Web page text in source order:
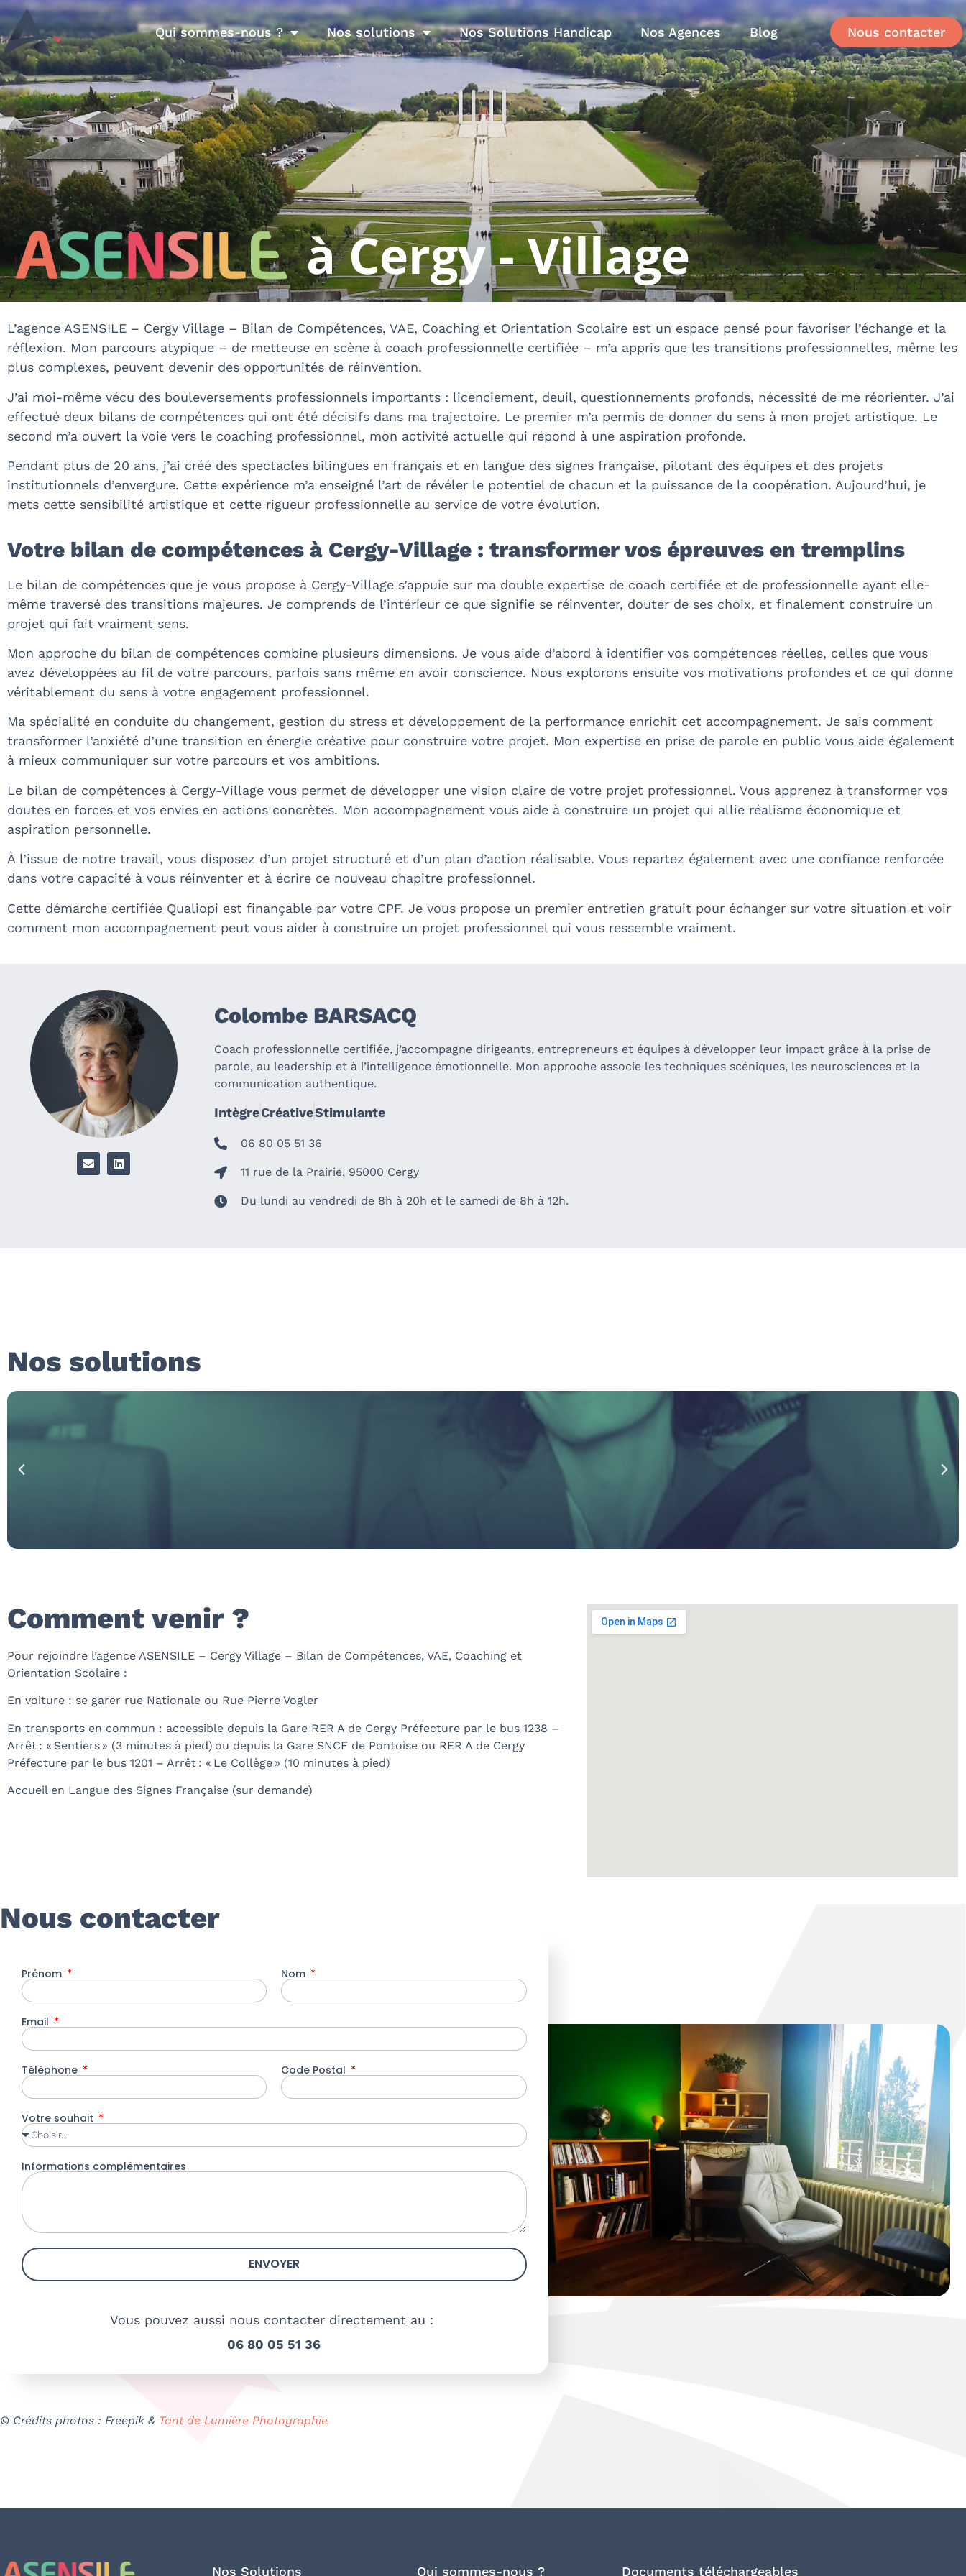
Qui sommes-nous ? Nos solutions Nos Solutions Handicap Nos Agences Blog Nous contacter
à Cergy - Village
L’agence ASENSILE – Cergy Village – Bilan de Compétences, VAE, Coaching et Orientation Scolaire est un espace pensé pour favoriser l’échange et la
réflexion. Mon parcours atypique – de metteuse en scène à coach professionnelle certifiée – m’a appris que les transitions professionnelles, même les
plus complexes, peuvent devenir des opportunités de réinvention.
J’ai moi-même vécu des bouleversements professionnels importants : licenciement, deuil, questionnements profonds, nécessité de me réorienter. J’ai
effectué deux bilans de compétences qui ont été décisifs dans ma trajectoire. Le premier m’a permis de donner du sens à mon projet artistique. Le
second m’a ouvert la voie vers le coaching professionnel, mon activité actuelle qui répond à une aspiration profonde.
Pendant plus de 20 ans, j’ai créé des spectacles bilingues en français et en langue des signes française, pilotant des équipes et des projets
institutionnels d’envergure. Cette expérience m’a enseigné l’art de révéler le potentiel de chacun et la puissance de la coopération. Aujourd’hui, je
mets cette sensibilité artistique et cette rigueur professionnelle au service de votre évolution.
Votre bilan de compétences à Cergy-Village : transformer vos épreuves en tremplins
Le bilan de compétences que je vous propose à Cergy-Village s’appuie sur ma double expertise de coach certifiée et de professionnelle ayant elle-
même traversé des transitions majeures. Je comprends de l’intérieur ce que signifie se réinventer, douter de ses choix, et finalement construire un
projet qui fait vraiment sens.
Mon approche du bilan de compétences combine plusieurs dimensions. Je vous aide d’abord à identifier vos compétences réelles, celles que vous
avez développées au fil de votre parcours, parfois sans même en avoir conscience. Nous explorons ensuite vos motivations profondes et ce qui donne
véritablement du sens à votre engagement professionnel.
Ma spécialité en conduite du changement, gestion du stress et développement de la performance enrichit cet accompagnement. Je sais comment
transformer l’anxiété d’une transition en énergie créative pour construire votre projet. Mon expertise en prise de parole en public vous aide également
à mieux communiquer sur votre parcours et vos ambitions.
Le bilan de compétences à Cergy-Village vous permet de développer une vision claire de votre projet professionnel. Vous apprenez à transformer vos
doutes en forces et vos envies en actions concrètes. Mon accompagnement vous aide à construire un projet qui allie réalisme économique et
aspiration personnelle.
À l’issue de notre travail, vous disposez d’un projet structuré et d’un plan d’action réalisable. Vous repartez également avec une confiance renforcée
dans votre capacité à vous réinventer et à écrire ce nouveau chapitre professionnel.
Cette démarche certifiée Qualiopi est finançable par votre CPF. Je vous propose un premier entretien gratuit pour échanger sur votre situation et voir
comment mon accompagnement peut vous aider à construire un projet professionnel qui vous ressemble vraiment.
Colombe BARSACQ
Coach professionnelle certifiée, j’accompagne dirigeants, entrepreneurs et équipes à développer leur impact grâce à la prise de
parole, au leadership et à l’intelligence émotionnelle. Mon approche associe les techniques scéniques, les neurosciences et la
communication authentique.
IntègreCréativeStimulante
06 80 05 51 36
11 rue de la Prairie, 95000 Cergy
Du lundi au vendredi de 8h à 20h et le samedi de 8h à 12h.
Nos solutions
Comment venir ?
Pour rejoindre l’agence ASENSILE – Cergy Village – Bilan de Compétences, VAE, Coaching et
Orientation Scolaire :
En voiture : se garer rue Nationale ou Rue Pierre Vogler
En transports en commun : accessible depuis la Gare RER A de Cergy Préfecture par le bus 1238 –
Arrêt : « Sentiers » (3 minutes à pied) ou depuis la Gare SNCF de Pontoise ou RER A de Cergy
Préfecture par le bus 1201 – Arrêt : « Le Collège » (10 minutes à pied)
Accueil en Langue des Signes Française (sur demande)
Nous contacter
Prénom Nom
Email
Téléphone Code Postal
Votre souhait
Informations complémentaires
ENVOYER
Vous pouvez aussi nous contacter directement au :
06 80 05 51 36
© Crédits photos : Freepik & Tant de Lumière Photographie
Nos Solutions Qui sommes-nous ? Documents téléchargeables